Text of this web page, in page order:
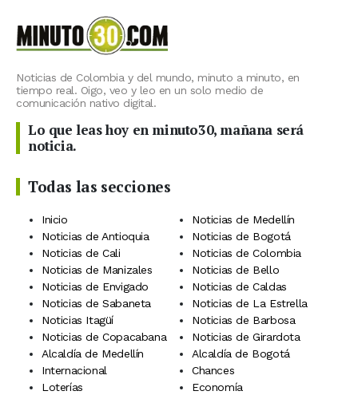
Noticias de Colombia y del mundo, minuto a minuto, en
tiempo real. Oigo, veo y leo en un solo medio de
comunicación nativo digital.
Lo que leas hoy en minuto30, mañana será
noticia.
Todas las secciones
Inicio
Noticias de Medellín
Noticias de Antioquia
Noticias de Bogotá
Noticias de Cali
Noticias de Colombia
Noticias de Manizales
Noticias de Bello
Noticias de Envigado
Noticias de Caldas
Noticias de Sabaneta
Noticias de La Estrella
Noticias Itagüí
Noticias de Barbosa
Noticias de Copacabana
Noticias de Girardota
Alcaldía de Medellín
Alcaldía de Bogotá
Internacional
Chances
Loterías
Economía